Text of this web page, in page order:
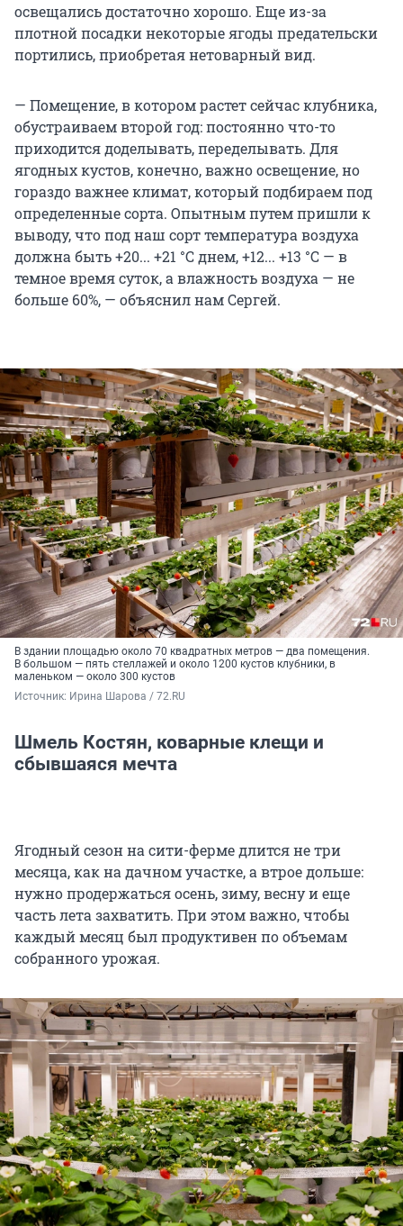
освещались достаточно хорошо. Еще из-за
плотной посадки некоторые ягоды предательски
портились, приобретая нетоварный вид.
— Помещение, в котором растет сейчас клубника,
обустраиваем второй год: постоянно что-то
приходится доделывать, переделывать. Для
ягодных кустов, конечно, важно освещение, но
гораздо важнее климат, который подбираем под
определенные сорта. Опытным путем пришли к
выводу, что под наш сорт температура воздуха
должна быть +20... +21 °С днем, +12... +13 °С — в
темное время суток, а влажность воздуха — не
больше 60%, — объяснил нам Сергей.
В здании площадью около 70 квадратных метров — два помещения.
В большом — пять стеллажей и около 1200 кустов клубники, в
маленьком — около 300 кустов
Источник: Ирина Шарова / 72.RU
Шмель Костян, коварные клещи и
сбывшаяся мечта
Ягодный сезон на сити-ферме длится не три
месяца, как на дачном участке, а втрое дольше:
нужно продержаться осень, зиму, весну и еще
часть лета захватить. При этом важно, чтобы
каждый месяц был продуктивен по объемам
собранного урожая.